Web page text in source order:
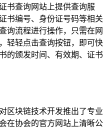
书查询网站上提供查询服
书编号、身份证号码等相关
询流程进行操作，只需在网
轻轻点击查询按钮，即可快
的颁发时间、有效期、证书
区块链技术开发推出了专业
在协会的官方网站上清晰公